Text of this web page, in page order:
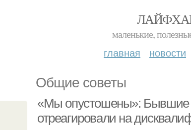
маленькие,
главная новости
Общие советы
«Мы опустошены»: Бывшие
отреагировали на